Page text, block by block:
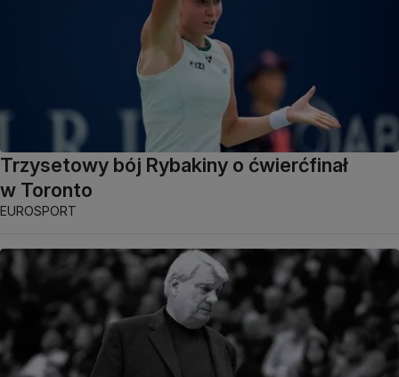
Trzysetowy bój Rybakiny o ćwierćfinał
w Toronto
EUROSPORT